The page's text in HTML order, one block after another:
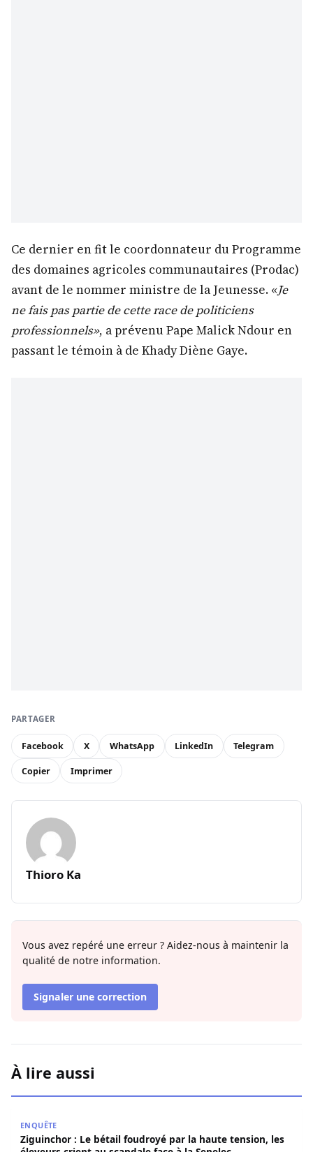
Ce dernier en fit le coordonnateur du Programme
des domaines agricoles communautaires (Prodac)
avant de le nommer ministre de la Jeunesse. «Je
ne fais pas partie de cette race de politiciens
professionnels», a prévenu Pape Malick Ndour en
passant le témoin à de Khady Diène Gaye.
PARTAGER
Facebook X WhatsApp LinkedIn Telegram
Copier Imprimer
Thioro Ka
Vous avez repéré une erreur ? Aidez-nous à maintenir la
qualité de notre information.
Signaler une correction
À lire aussi
ENQUÊTE
Ziguinchor : Le bétail foudroyé par la haute tension, les